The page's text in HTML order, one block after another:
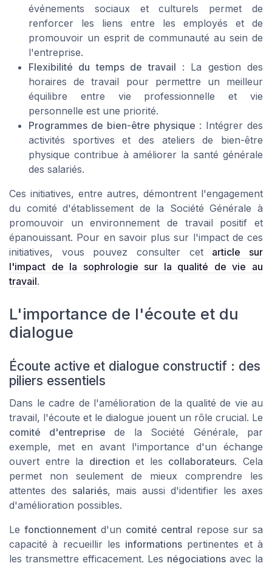
événements sociaux et culturels permet de
renforcer les liens entre les employés et de
promouvoir un esprit de communauté au sein de
l'entreprise.
Flexibilité du temps de travail : La gestion des
horaires de travail pour permettre un meilleur
équilibre entre vie professionnelle et vie
personnelle est une priorité.
Programmes de bien-être physique : Intégrer des
activités sportives et des ateliers de bien-être
physique contribue à améliorer la santé générale
des salariés.
Ces initiatives, entre autres, démontrent l'engagement
du comité d'établissement de la Société Générale à
promouvoir un environnement de travail positif et
épanouissant. Pour en savoir plus sur l'impact de ces
initiatives, vous pouvez consulter cet article sur
l'impact de la sophrologie sur la qualité de vie au
travail.
L'importance de l'écoute et du
dialogue
Écoute active et dialogue constructif : des
piliers essentiels
Dans le cadre de l'amélioration de la qualité de vie au
travail, l'écoute et le dialogue jouent un rôle crucial. Le
comité d'entreprise de la Société Générale, par
exemple, met en avant l'importance d'un échange
ouvert entre la direction et les collaborateurs. Cela
permet non seulement de mieux comprendre les
attentes des salariés, mais aussi d'identifier les axes
d'amélioration possibles.
Le fonctionnement d'un comité central repose sur sa
capacité à recueillir les informations pertinentes et à
les transmettre efficacement. Les négociations avec la